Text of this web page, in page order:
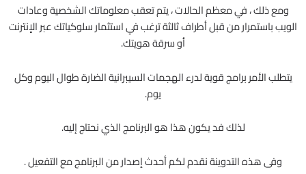
ومع ذلك ، في معظم الحالات ، يتم تعقب معلوماتك الشخصية وعادات
الويب باستمرار من قبل أطراف ثالثة ترغب في استثمار سلوكياتك عبر الإنترنت
أو سرقة هويتك.
يتطلب الأمر برامج قوية لدرء الهجمات السيبرانية الضارة طوال اليوم وكل
يوم.
لذلك فد يكون هذا هو البرنامج الذي نحتاج إليه.
وفى هذه التدوينة نقدم لكم أحدث إصدار من البرنامج مع التفعيل .